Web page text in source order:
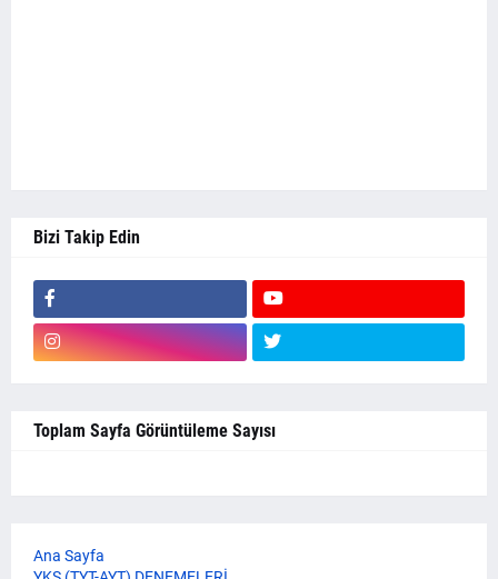
Bizi Takip Edin
Toplam Sayfa Görüntüleme Sayısı
Ana Sayfa